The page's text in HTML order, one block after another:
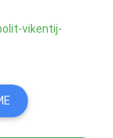
vikentij-